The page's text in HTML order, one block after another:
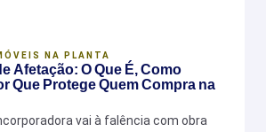
NA PLANTA
Afetação: O Que É, Como
Que Protege Quem Compra na
vai à falência com obra